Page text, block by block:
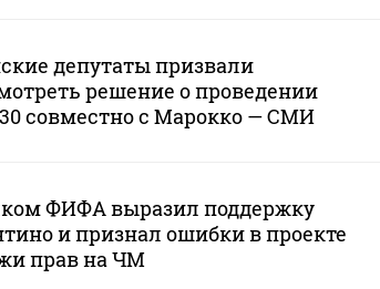
депутаты призвали
решение о проведении
совместно с Марокко — СМИ
ФИФА выразил поддержку
и признал ошибки в проекте
прав на ЧМ